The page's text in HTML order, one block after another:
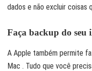
dados e não excluir coisas
Faça backup do seu
A Apple também permite
Mac . Tudo que você